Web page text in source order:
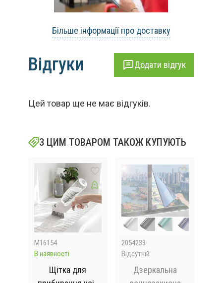
Більше інформації про доставку
Відгуки Додати відгук
Цей товар ще не має відгуків.
З ЦИМ ТОВАРОМ ТАКОЖ КУПУЮТЬ
M16154
В наявності
Щітка для
2054233
Відсутній
Дзеркальна